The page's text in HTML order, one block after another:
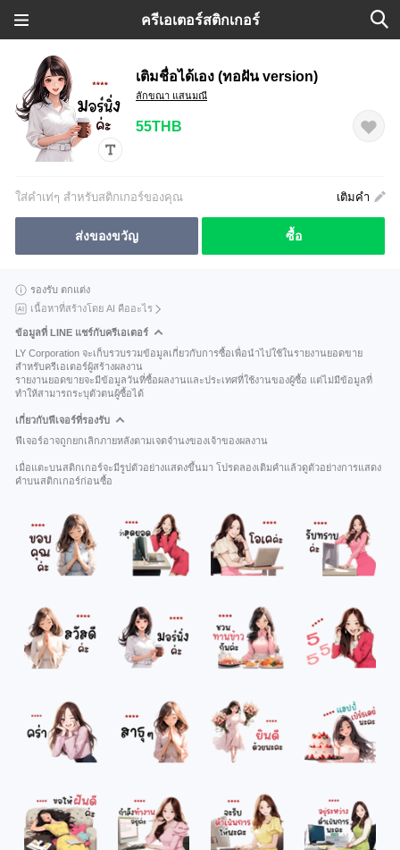
ครีเอเตอร์สติกเกอร์
เติมชื่อได้เอง (ทอฝัน version)
ลักขณา แสนมณี
55THB
ใส่คำเท่ๆ สำหรับสติกเกอร์ของคุณ เติมคำ
ส่งของขวัญ ซื้อ
รองรับ ตกแต่ง
เนื้อหาที่สร้างโดย AI คืออะไร
ข้อมูลที่ LINE แชร์กับครีเอเตอร์
LY Corporation จะเก็บรวบรวมข้อมูลเกี่ยวกับการซื้อเพื่อนำไปใช้ในรายงานยอดขาย
สำหรับครีเอเตอร์ผู้สร้างผลงาน
รายงานยอดขายจะมีข้อมูลวันที่ซื้อผลงานและประเทศที่ใช้งานของผู้ซื้อ แต่ไม่มีข้อมูลที่
ทำให้สามารถระบุตัวตนผู้ซื้อได้
เกี่ยวกับฟีเจอร์ที่รองรับ
ฟีเจอร์อาจถูกยกเลิกภายหลังตามเจตจำนงของเจ้าของผลงาน
เมื่อแตะบนสติกเกอร์จะมีรูปตัวอย่างแสดงขึ้นมา โปรดลองเติมคำแล้วดูตัวอย่างการแสดง
คำบนสติกเกอร์ก่อนซื้อ